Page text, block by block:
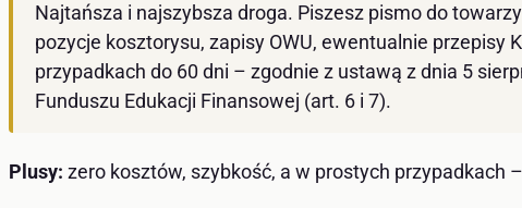
Najtańsza i najszybsza droga. Piszesz pismo do
pozycje kosztorysu, zapisy OWU, ewentualnie
przypadkach do 60 dni – zgodnie z ustawą z dnia 5
Funduszu Edukacji Finansowej (art. 6 i 7).
Plusy: zero kosztów, szybkość, a w prostych przypadkach